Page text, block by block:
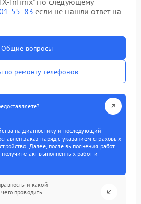
55-83 если не нашли ответ на
Общие вопросы
по ремонту телефонов
на диагностику и последующий
заказ-наряд с указанием страховых
Далее, после выполнения работ
акт выполненных работ и
и какой
проводить